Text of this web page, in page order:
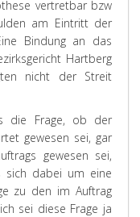
vertretbar bzw
am Eintritt der
Bindung an das
Hartberg
nicht der Streit
die Frage, ob der
gewesen sei, gar
gewesen sei,
sich dabei um eine
zu den im Auftrag
sei diese Frage ja